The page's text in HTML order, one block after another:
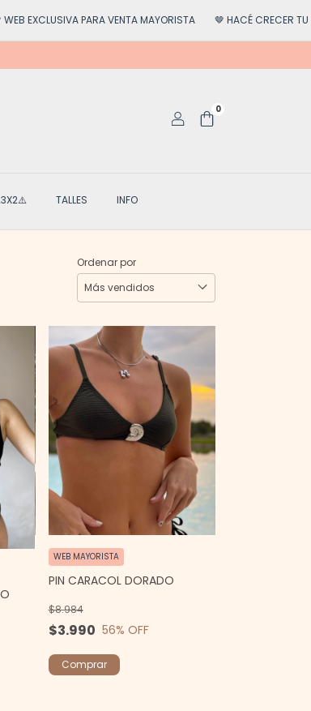
VENTA MAYORISTA 🤎 HACÉ CRECER TU NEGOCIO 🤎
0
TALLES INFO
Ordenar por
PIN CARACOL DORADO
$3.990
$8.984
56% OFF
WEB MAYORISTA
Comprar